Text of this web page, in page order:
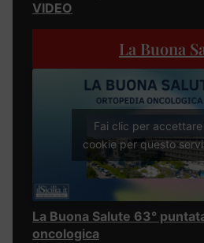
VIDEO
La Buona
Fai clic per accettare
cookie per questo
La Buona Salute 63°
oncologica